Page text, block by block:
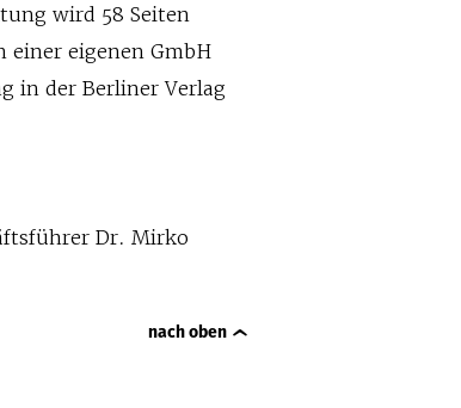
wird 58 Seiten
einer eigenen GmbH
in der Berliner Verlag
Dr. Mirko
nach oben